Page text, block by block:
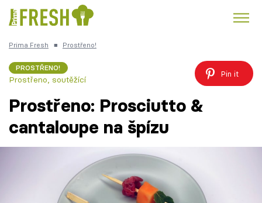
Česká kuchyně
Prima Fresh ■ Prostřeno!
PROSTŘENO!
Prostřeno, soutěžící
Pin it
Prostřeno: Prosciutto &
cantaloupe na špízu